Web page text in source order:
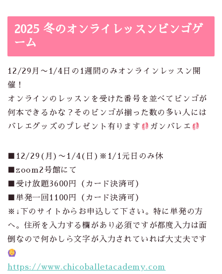
2025 冬のオンライレッスンビンゴゲ
ーム
12/29月〜1/4日の1週間のみオンラインレッスン開
催！
オンラインのレッスンを受けた番号を並べてビンゴが
何本できるかな？そのビンゴが揃った数の多い人には
バレエグッズのプレゼント有ります
ガンバレエ
■12/29(月)〜1/4(日)※1/1元日のみ休
■zoom2号館にて
受け放題3600 円（カード決済可）
単発一回 1100 円（カード決済可）
※ ↓
下のサイトからお申込して下さい。特に単発の方
へ。住所を入力する欄があり必須ですが都度入力は面
倒なので何かしら文字が入力されていれば大丈夫です
https://www.chicoballetacademy.com